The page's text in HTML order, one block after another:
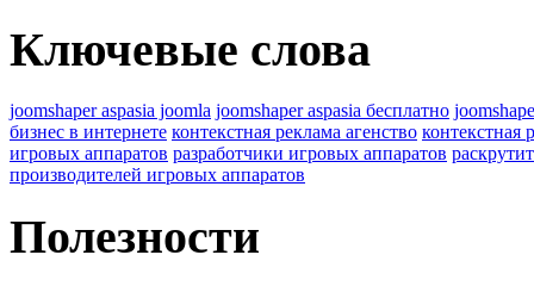
Ключевые слова
joomshaper aspasia joomla joomshaper aspasia бесплатно
бизнес в интернете контекстная реклама агенство контекстная
игровых аппаратов разработчики игровых аппаратов
производителей игровых аппаратов
Полезности